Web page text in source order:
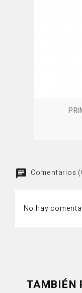
Comentarios
No hay
TAMBIÉN